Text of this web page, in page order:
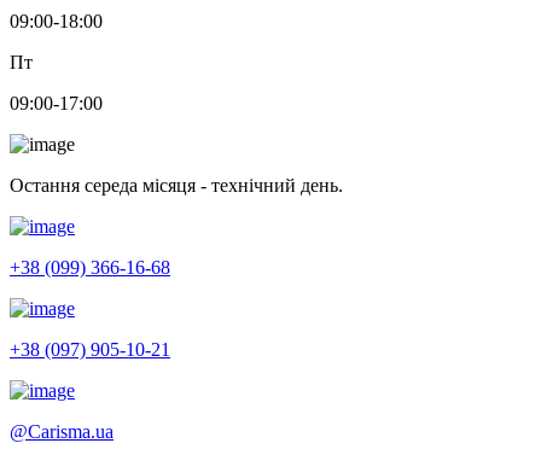
09:00-18:00
Пт
09:00-17:00
Остання середа місяця - технічний день.
+38 (099) 366-16-68
+38 (097) 905-10-21
@Carisma.ua